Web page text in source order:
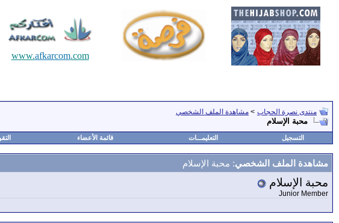
www.afkarcom.com
منتدى نصرة الحجاب > مشاهدة الملف الشخصي
محبة الإسلام
التسجيل التعليمـــات قائمة الأعضاء
مشاهدة الملف الشخصي: محبة الإسلام
محبة الإسلام
Junior Member